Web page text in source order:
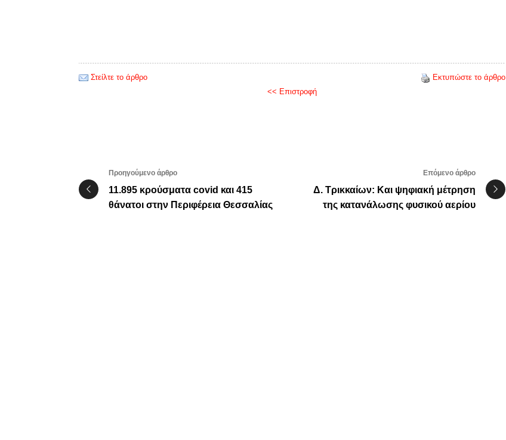
Στείλτε το άρθρο
Εκτυπώστε το άρθρο
<< Επιστροφή
Προηγούμενο άρθρο
11.895 κρούσματα covid και 415
θάνατοι στην Περιφέρεια Θεσσαλίας
Επόμενο άρθρο
Δ. Τρικκαίων: Και ψηφιακή μέτρηση
της κατανάλωσης φυσικού αερίου